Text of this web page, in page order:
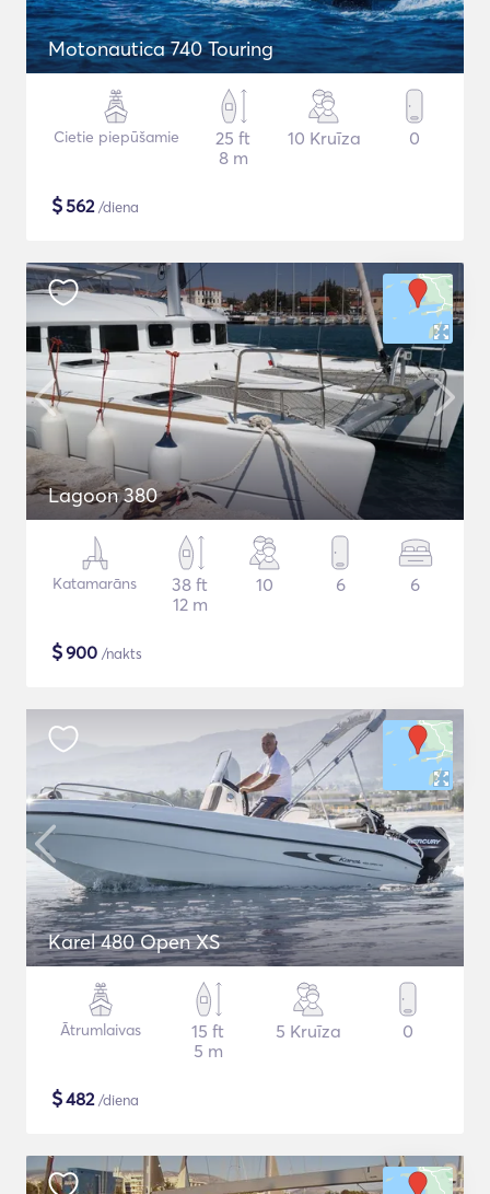
Motonautica 740 Touring
Cietie piepūšamie
25 ft
8 m
10 Kruīza 0
$562/diena
Lagoon 380
Katamarāns
38 ft
12 m
10 6 6
$900 /nakts
Karel 480 Open XS
Ātrumlaivas
15 ft
5 m
5 Kruīza 0
$482/diena